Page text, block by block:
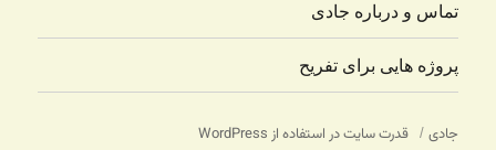
تماس و درباره جادی
پروژه هایی برای تفریح
جادی قدرت سایت در استفاده از WordPress